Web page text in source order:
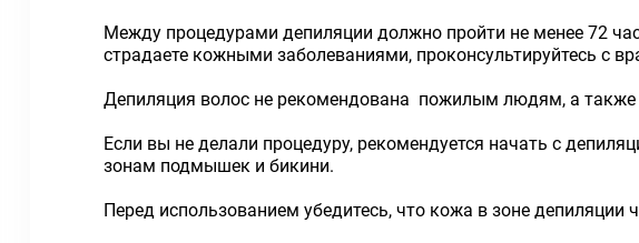
Между процедурами депиляции должно пройти не менее 72
страдаете кожными заболеваниями, проконсультируйтесь с
Депиляция волос не рекомендована пожилым людям, а
Если вы не делали процедуру, рекомендуется начать с
зонам подмышек и бикини.
Перед использованием убедитесь, что кожа в зоне депиляции